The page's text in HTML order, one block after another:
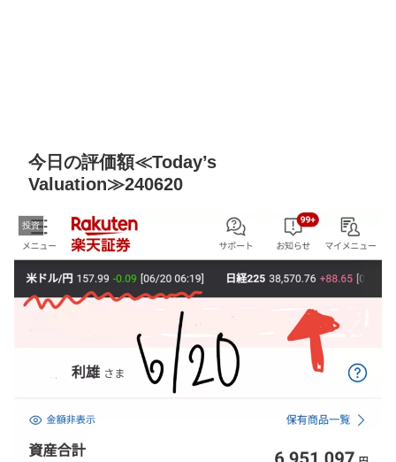
今日の評価額≪Today’s
Valuation≫240620
投資